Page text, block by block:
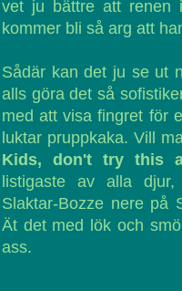
vet ju bättre att renen
kommer bli så arg att
Sådär kan det ju se ut
alls göra det så
med att visa fingret för
luktar pruppkaka. Vill
Kids, don't try this
listigaste av alla
Slaktar-Bozze nere på
Ät det med lök och
ass.